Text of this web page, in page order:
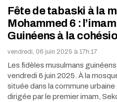
Fête de tabaski à la
Mohammed 6 :
Guinéens à la
vendredi, 06 juin 2025 à 17h:17
Les fidèles musulmans
vendredi 6 juin 2025. À la
située dans la commune
dirigée par le premier imam,